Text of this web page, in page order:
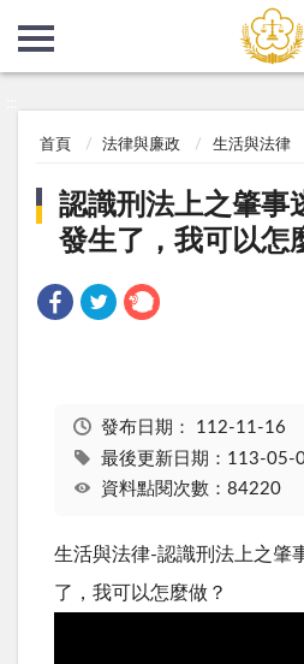
首頁 法律與廉政 生活與法律
認識刑法上之肇事
發生了，我可以怎
發布日期： 112-11-16
最後更新日期：113-05-
資料點閱次數：84220
生活與法律-認識刑法上之肇
了，我可以怎麼做？